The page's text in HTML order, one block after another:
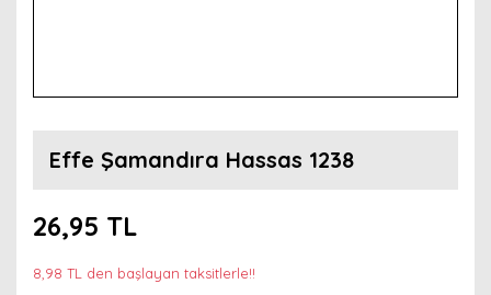
Effe Şamandıra Hassas 1238
26,95 TL
8,98 TL den başlayan taksitlerle!!